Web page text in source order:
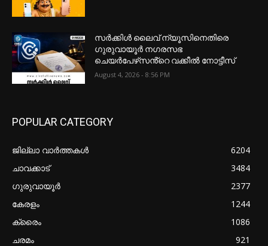
സർക്കിൾ ലൈവ് ന്യൂസിനെതിരെ
ഗുരുവായൂർ നഗരസഭ
ചെയർപേഴ്‌സൻ്റെ വക്കീൽ നോട്ടീസ്
August 4, 2026 - 8:56 PM
POPULAR CATEGORY
ജില്ലാ വാർത്തകൾ
6204
ചാവക്കാട്
3484
ഗുരുവായൂർ
2377
കേരളം
1244
ക്രൈം
1086
ചരമം
921